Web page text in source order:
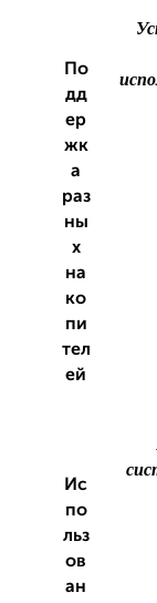
По
дд
ер
жк
а
раз
ны
х
на
ко
пи
тел
ей
Ис
по
льз
ов
ан